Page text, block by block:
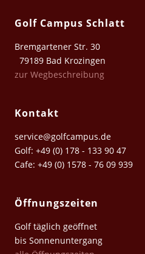
Golf Campus Schlatt
Bremgartener Str. 30
79189 Bad Krozingen
zur Wegbeschreibung
Kontakt
service@golfcampus.de
Golf: +49 (0) 178 - 133 90 47
Cafe: +49 (0) 1578 - 76 09 939
Öffnungszeiten
Golf täglich geöffnet
bis Sonnenuntergang